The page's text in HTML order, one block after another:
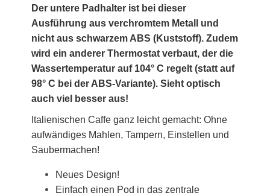
Der untere Padhalter ist bei dieser
Ausführung aus verchromtem Metall und
nicht aus schwarzem ABS (Kuststoff). Zudem
wird ein anderer Thermostat verbaut, der die
Wassertemperatur auf 104° C regelt (statt auf
98° C bei der ABS-Variante). Sieht optisch
auch viel besser aus!
Italienischen Caffe ganz leicht gemacht: Ohne
aufwändiges Mahlen, Tampern, Einstellen und
Saubermachen!
Neues Design!
Einfach einen Pod in das zentrale